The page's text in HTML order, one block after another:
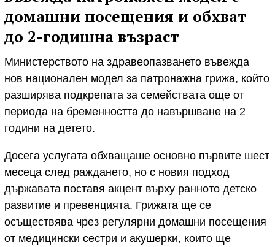
домашни посещения и обхват
до 2-годишна възраст
Министерството на здравеопазването въвежда
нов национален модел за патронажна грижа, който
разширява подкрепата за семействата още от
периода на бременността до навършване на 2
години на детето.
Досега услугата обхващаше основно първите шест
месеца след раждането, но с новия подход
държавата поставя акцент върху ранното детско
развитие и превенцията. Грижата ще се
осъществява чрез регулярни домашни посещения
от медицински сестри и акушерки, които ще